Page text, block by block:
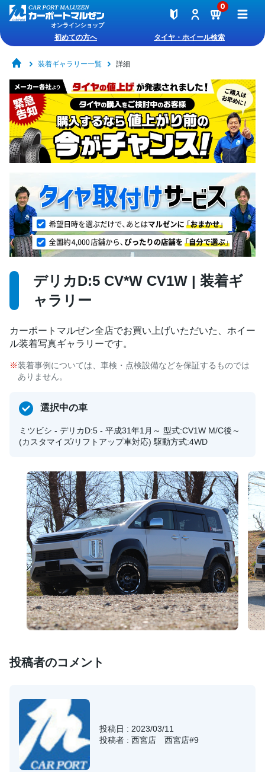
オンラインショップ
0
初めての方へ タイヤ・ホイール検索
装着ギャラリー一覧 詳細
デリカD:5 CV*W CV1W | 装着ギ
ャラリー
カーポートマルゼン全店でお買い上げいただいた、ホイー
ル装着写真ギャラリーです。
装着事例については、車検・点検設備などを保証するものでは
ありません。
選択中の車
ミツビシ - デリカD:5 - 平成31年1月～ 型式:CV1W M/C後～
(カスタマイズ/リフトアップ車対応) 駆動方式:4WD
投稿者のコメント
投稿日 : 2023/03/11
投稿者 : 西宮店 西宮店#9